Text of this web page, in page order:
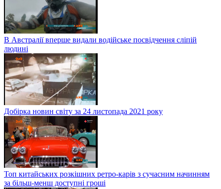
В Австралії вперше видали водійське посвідчення сліпій
людині
Добірка новин світу за 24 листопада 2021 року
Топ китайських розкішних ретро-карів з сучасним начинням
за більш-менш доступні гроші